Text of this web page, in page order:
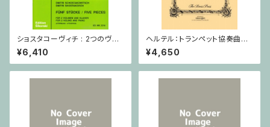
ショスタコーヴィチ : 2つのヴァ
イオリンとピアノのための 5つの
小品 / ヴァイオリン2とピアノ
¥6,410
ヘルテル：トランペット協奏曲第1
番 変ホ長調/トランペット・ピア
ノ
¥4,650